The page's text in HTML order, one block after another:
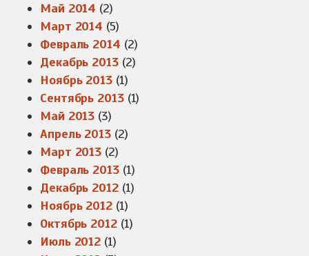
Май 2014 (2)
Март 2014 (5)
Февраль 2014 (2)
Декабрь 2013(2)
Ноябрь 2013(1)
Сентябрь 2013(1)
Май 2013 (3)
Апрель 2013(2)
Март 2013 (2)
Февраль 2013(1)
Декабрь 2012(1)
Ноябрь 2012(1)
Октябрь 2012(1)
Июль 2012 (1)